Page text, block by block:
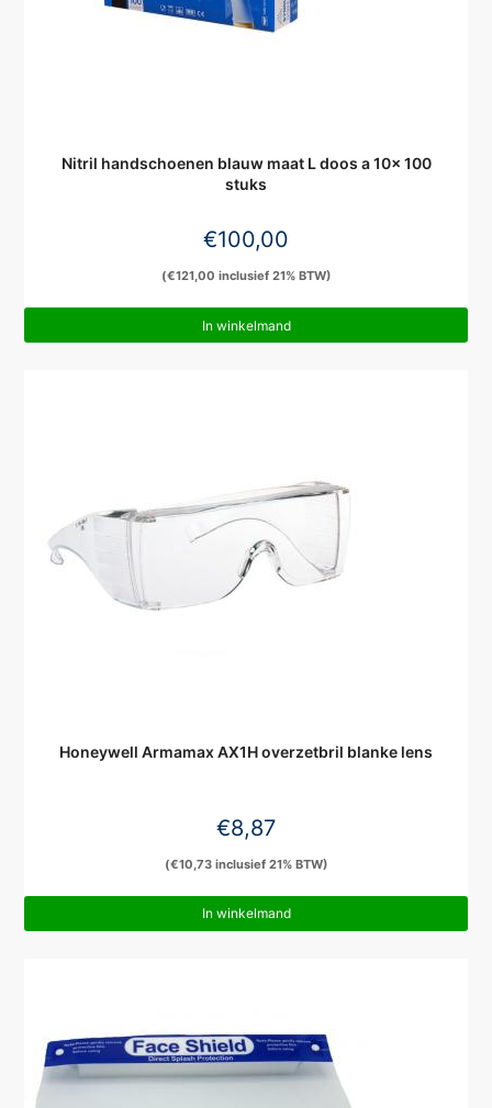
Nitril handschoenen blauw maat L doos a 10x 100
stuks
€100,00
(€121,00 inclusief 21% BTW)
In winkelmand
Honeywell Armamax AX1H overzetbril blanke lens
€8,87
(€10,73inclusief 21% BTW)
In winkelmand